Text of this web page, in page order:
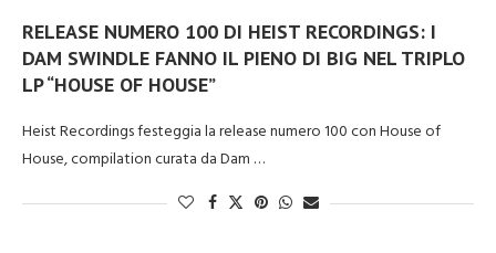
RELEASE NUMERO 100 DI HEIST RECORDINGS: I
DAM SWINDLE FANNO IL PIENO DI BIG NEL TRIPLO
LP “HOUSE OF HOUSE”
Heist Recordings festeggia la release numero 100 con House of
House, compilation curata da Dam …